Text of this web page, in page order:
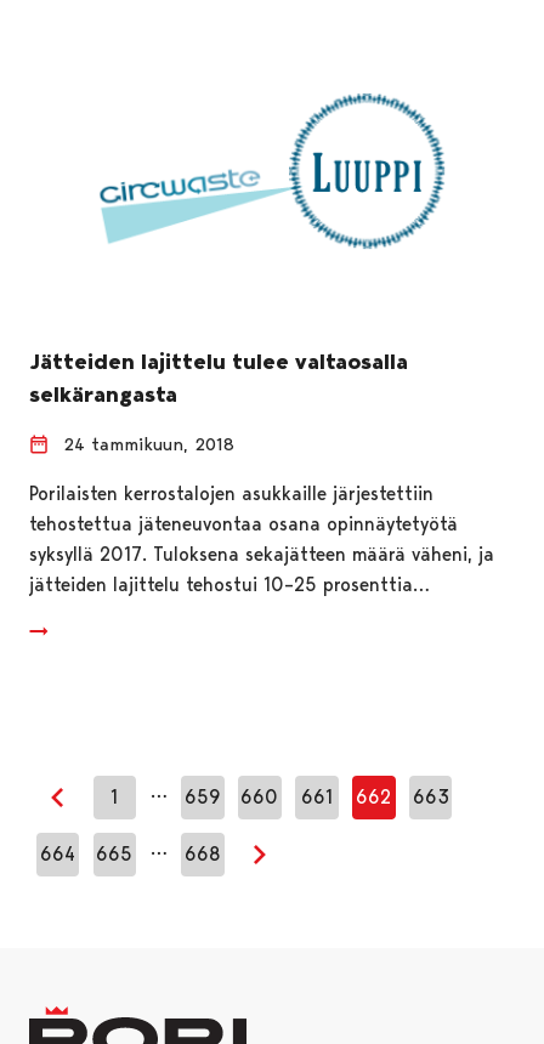
Jätteiden lajittelu tulee valtaosalla
selkärangasta
24 tammikuun, 2018
Porilaisten kerrostalojen asukkaille järjestettiin
tehostettua jäteneuvontaa osana opinnäytetyötä
syksyllä 2017. Tuloksena sekajätteen määrä väheni, ja
jätteiden lajittelu tehostui 10–25 prosenttia…
Edellinen sivu
1 … 659 660 661 662 663
664 665 … 668
Seuraava sivu